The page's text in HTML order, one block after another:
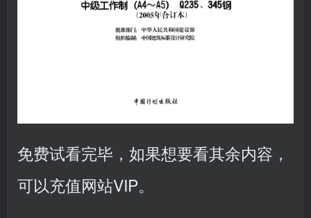
免费试看完毕，如果想要看其余内容，
可以充值网站VIP。